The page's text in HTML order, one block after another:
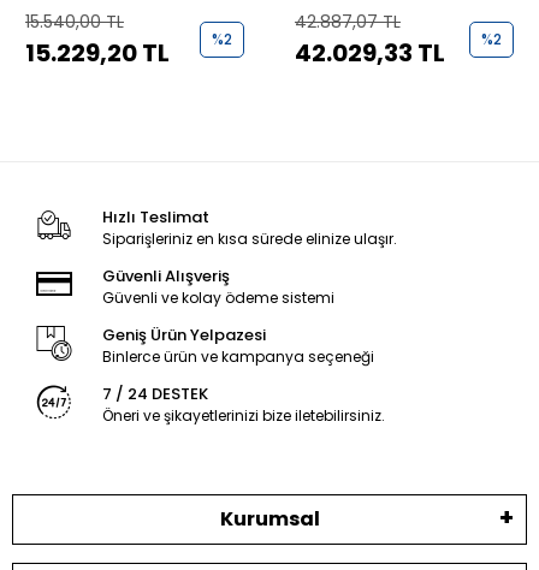
Çekme Karavan
Bisiklet Taşıyıcı
15.540,00 TL
15.229,20 TL %2
2007 Siyah Bisiklet
Taşıyıcı
42.887,07 TL
42.029,33 TL %2
Hızlı Teslimat
Siparişleriniz en kısa sürede elinize ulaşır.
Güvenli Alışveriş
Güvenli ve kolay ödeme sistemi
Geniş Ürün Yelpazesi
Binlerce ürün ve kampanya seçeneği
7 / 24 DESTEK
Öneri ve şikayetlerinizi bize iletebilirsiniz.
Kurumsal